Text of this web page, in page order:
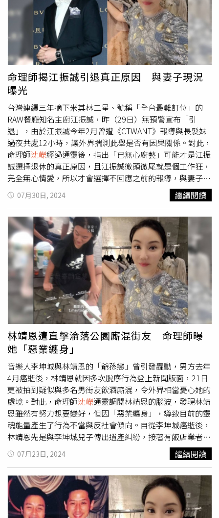
代，要預言得很準其實是不太容易的，因多數的命理老師沒
有「通靈天命」，只能用傳統紫微、八字、占星大致癒測。
以知名靈媒巴巴萬加（Baba Vanga，又稱「盲眼龍婆」）
來說，她曾精準預言美國911事件，以及英國脫歐等全球大
事件，去（2024）年更預言「人類滅絕」將從2025年開
始。沈嶸也特別通靈調閱巴巴萬加的靈魂資料，發現她並不
具命理知識，也不是外星人轉世，但是她卻有上天給予的
「通靈權限」，具有「預言天命」，所以不僅能接收宇宙中
的各種訊息，其高超的通靈能力可以得知地球上未來可能會
發生的事，準確度高，是天生的靈媒。最後，沈嶸也分析台
灣的知名命理師，像是台灣最知名的占星師、人稱「國師」
的唐綺陽老師，沈嶸通靈發現她本身具備「占星天命」，雖
然她沒有通靈能力，但她在占星學上的研究，確實令她分析
社會局勢時都能發表出相當準確的看法。至於名氣響亮的命
理師詹惟中老師，沈嶸說他沒有「命理天命」與通靈能力，
但是他的命理具有獨特的搞笑與撫慰人心的魅力，本身的行
銷能力也相當優秀，能將命理用平易近人的方式推廣出去，
讓客戶與觀眾心生歡喜，帶給社會搞笑的療癒力。
更多人喜愛，人們會開始尋求心理諮詢師、療癒師、算命
師、催眠師的幫助，但同時也會有更多「假大師」或神棍藉
此來騙財騙色。同時，離卦也是「虛火」，因此與「虛擬」
相關的技術、產業會越來越發達，例如線上購物、AI相關產
業、元宇宙等等，沈嶸
就特別指出運用AI賺錢是未來趨勢，
例如用AI經營社群平台、用AI設計、寫作、修圖等服務，所
以沈嶸也建議大家可以去學習如何操作AI、善用AI開創新的
賺錢方式。但凡事有利必有弊，隨著AI技術發展成熟，AI詐
騙也會越來越多，未來民眾應該提高戒心，才能避免遭受AI
科技所帶來的危害或損失。此外，沈嶸 也表示隨著九紫離火
運的到來，女性會開始注重自己的外表和身材，各種跟
「美」有關的產業會受到更多女性重視，例如醫美、整型、
彩妝保養、美容美體等，凡是能提升顏值或美感的事業都會
更容易賺到錢，女性也會成為主力的消費者。由此可知，女
性力量不容忽視，這段期間又可視為女力崛起的時代，女人
在賺錢上會開始超越男人，因此
建議各企業主可以善用
女性員工，發掘女性人才，而女性當老闆或成為女強人的趨
勢也會逐漸增多。沈嶸特別指出，九紫離火的離也有分離的
意思，代表著人與人之間的距離會變得更遠，因此會有越來
越多獨身主義的人，他們傾向不婚不生，或是找代理孕母，
這樣的情況也會使得單身友善餐廳，或是各種單身體驗活動
會有不錯的發展與前景。最後，沈嶸也提醒大家，九紫離火
有著變動與活躍的能量，傳統囤積式的理財方式，像是定
存、買基金、買儲蓄險已經落伍了，在未來20年，財富的創
造靠的是勇於創新並且要能跟得上潮流，包括連結新式貨
幣，如比特幣、虛擬貨幣，用最快速度在短時間賺到錢；不
僅如此，單打獨鬥的時代已經過去了，九紫離火運將步入團
隊合作的時代，唯有連結各方厲害高手共同合作，將資訊串
連起來變成可以賺錢的系統，如此一來才能在九運期間乘勢
而上，搭上發財的列車，讓財富爆炸式的增長。
命理師揭江振誠引退真正原因 與妻子現況
曝光
台灣連續三年摘下米其林二星、號稱「全台最難訂位」的
RAW餐廳知名主廚江振誠，昨（29日）無預警宣布「引
退」，由於江振誠今年2月曾遭《CTWANT》報導與長髮妹
過夜共處12小時，讓外界揣測此舉是否有因果關係。對此，
命理師沈嶸經過通靈後，指出「已無心廚藝」可能才是江振
誠選擇退休的真正原因，且江振誠徹頭徹尾就是個工作狂，
完全無心情愛，所以才會選擇不回應之前的報導，與妻子的
關係也絲毫未受影響。去年12月28日深夜10點59分，江振
誠遭《CTWANT》直擊搭乘計程車去接長髮妹，長髮妹帶著
兩個行李箱，與江振誠一起抵達公司登記的地址，從燈光變
化，可以清楚看到兩人先到2樓區域，11點半左右關燈後，
兩人疑似到了頂部的4樓，直到次日凌晨1點26分才熄燈。
隔天上午11點32分，穿著和前一晚相同服裝的長髮女手拿
一袋垃圾，揹著隨身包包走出大門，戴著口罩的江振誠接著
出來，兩人先是領取乾洗衣物、丟垃圾後，共乘一輛車離
開，算一算，兩人從前一晚共處一室到隔天離開，足足有12
個鐘頭。 報導於今年2月曝光後，江振誠與妻子在社群平台
上正常活動，兩人也完全沒有對此事發表任何言論。事隔半
年，江振誠29日在RAW成立10周年的國際記者會上突然宣
布新菜單是自己的「The Last Dance」，RAW將營業到
2024年12月31日，之後將會轉形成廚藝學院，而他也同時
自前線引退。退休消息一出震撼各界，也有人猜測江振誠選
擇在此時退休是否是受到2月報導的影響，對此，命理師沈
嶸通靈後指出，江振誠就是個徹頭徹尾的工作狂，完全無心
感情，至於為何會傳出緋聞，也讓沈嶸 感到很奇怪。雖然江
振誠與妻子Pam長期分居，但根據沈嶸通靈，江振誠雖然與
Pam的緣份僅有「善緣」，未達正緣程度，兩人契合度只有
75分，但這也是江振誠的重心完全不在太太身上，一心只想
成為法式料理界第一。不過，在江振誠的腦波中，他認為太
太Pam是「一起生活的好夥伴」，不論在事業或家庭都是堅
實的後援，內心還是非常願意照顧、支持太太的；反觀太太
Pam則視江振誠為唯一真愛，愛情能量有100分，兩人未達
正緣的原因正是因為「不對等的愛」。沈嶸指出，江振誠帶
有「世界名廚」的天命，等於上天替他開了一條成功的高速
公路，而江振誠也確實達到了非常頂尖的成就、將天命發揮
07月30日, 2024 繼續閱讀
林靖恩遭直擊淪落公園廝混街友 命理師曝
她「惡業纏身」
音樂人李坤城與林靖恩的「爺孫戀」曾引發轟動，男方去年
4月癌逝後，林靖恩就因多次脫序行為登上新聞版面，21日
更被拍到疑似與多名男街友飲酒廝混，令外界相當憂心她的
處境。對此，命理師沈嶸通靈調閱林靖恩的腦波，發現林靖
恩雖然有努力想要變好，但因「惡業纏身」，導致目前的靈
魂能量產生了行為不當與反社會傾向。自從李坤城癌逝後，
林靖恩先是與李坤城兒子傳出遺產糾紛，接著有飯店業者爆
料李靖恩因嚴重破壞房間成為旅館業黑名單。消失半年後，
林靖恩在本月初因「偷吃他人外送」登上媒體版面，21日又
有人公布影片，顯示林靖恩在公園與一群看似街友的阿伯廝
混，穿著打扮與月初偷吃外賣時一模一樣，疑似在外流浪。
影片中可見，林靖恩與一群阿伯坐在公園，一名老人給她一
根菸，而林抽了一口還給對方，之後，眾人開始分酒喝，一
07月23日, 2024 繼續閱讀